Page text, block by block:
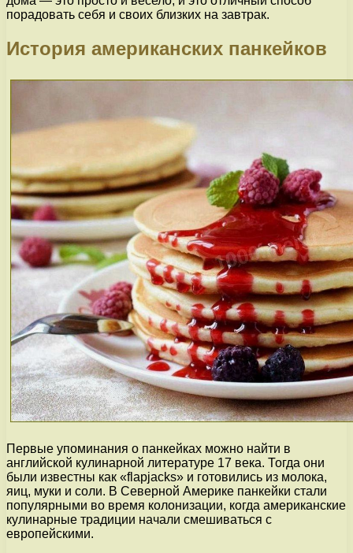
порадовать себя и своих близких на завтрак.
История американских панкейков
Первые упоминания о панкейках можно найти в
английской кулинарной литературе 17 века. Тогда они
были известны как «flapjacks» и готовились из молока,
яиц, муки и соли. В Северной Америке панкейки стали
популярными во время колонизации, когда американские
кулинарные традиции начали смешиваться с
европейскими.